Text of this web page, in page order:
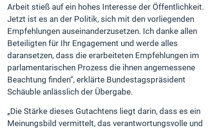
Arbeit stieß auf ein hohes Interesse der Öffentlichkeit.
Jetzt ist es an der Politik, sich mit den vorliegenden
Empfehlungen auseinanderzusetzen. Ich danke allen
Beteiligten für Ihr Engagement und werde alles
daransetzen, dass die erarbeiteten Empfehlungen im
parlamentarischen Prozess die ihnen angemessene
Beachtung finden“, erklärte Bundestagspräsident
Schäuble anlässlich der Übergabe.
„Die Stärke dieses Gutachtens liegt darin, dass es ein
Meinungsbild vermittelt, das verantwortungsvolle und